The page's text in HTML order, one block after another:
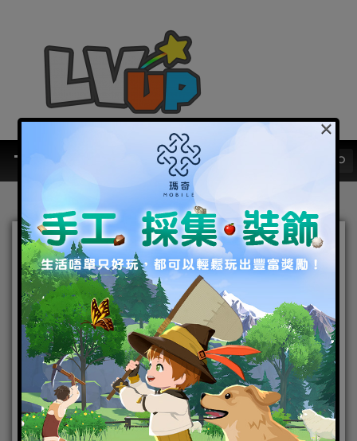
聖騎士之戰即將拉開序幕！
日版《白貓Project》x《七
大罪》合作降臨
2015-08-10|Android,IOS,手機遊戲 Android ,IOS,七大
罪, 白貓Project
×